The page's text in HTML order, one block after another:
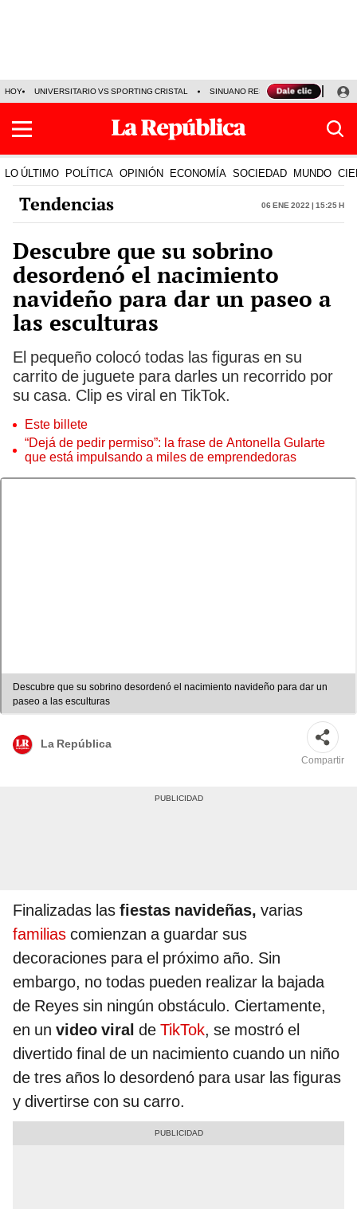
HOY UNIVERSITARIO VS SPORTING CRISTAL SINUANO RESULTADOS HOY
LO ÚLTIMO POLÍTICA OPINIÓN ECONOMÍA SOCIEDAD MUNDO
Tendencias 06 Ene 2022 | 15:25 h
Descubre que su sobrino
desordenó el nacimiento
navideño para dar un paseo a
las esculturas
El pequeño colocó todas las figuras en su
carrito de juguete para darles un recorrido por
su casa. Clip es viral en TikTok.
Este billete
“Dejá de pedir permiso”: la frase de Antonella Gularte
que está impulsando a miles de emprendedoras
Descubre que su sobrino desordenó el nacimiento navideño para dar un
paseo a las esculturas
La República
Compartir
Finalizadas las fiestas navideñas, varias
familias comienzan a guardar sus
decoraciones para el próximo año. Sin
embargo, no todas pueden realizar la bajada
de Reyes sin ningún obstáculo. Ciertamente,
en un video viral de TikTok, se mostró el
divertido final de un nacimiento cuando un niño
de tres años lo desordenó para usar las figuras
y divertirse con su carro.